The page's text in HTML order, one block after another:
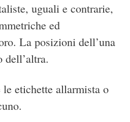
uguali e contrarie,
ed
La posizioni dell’una
dell’altra.
etichette allarmista o